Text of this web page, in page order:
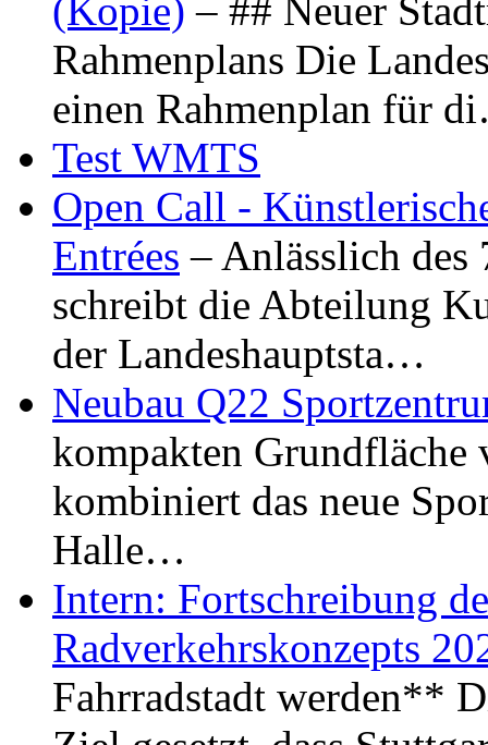
(Kopie) – ## Neuer
Rahmenplans Die
einen Rahmenplan für
Test WMTS
Open Call -
Entrées – Anlässlich
schreibt die Abteilung
der Landeshauptsta…
Neubau Q22
kompakten Grundfläche
kombiniert das neue
Halle…
Intern: Fortschreibung
Radverkehrskonzepts
Fahrradstadt werden**